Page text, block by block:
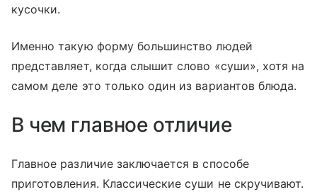
кусочки.
Именно такую форму большинство людей
представляет, когда слышит слово «суши», хотя на
самом деле это только один из вариантов блюда.
В чем главное отличие
Главное различие заключается в способе
приготовления. Классические суши не скручивают.